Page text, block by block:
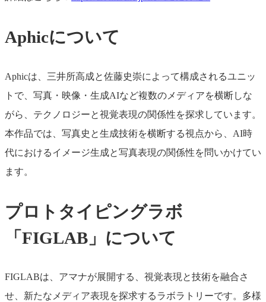
Aphicについて
Aphicは、三井所高成と佐藤史崇によって構成されるユニッ
トで、写真・映像・生成AIなど複数のメディアを横断しな
がら、テクノロジーと視覚表現の関係性を探求しています。
本作品では、写真史と生成技術を横断する視点から、AI時
代におけるイメージ生成と写真表現の関係性を問いかけてい
ます。
プロトタイピングラボ
「FIGLAB」について
FIGLABは、アマナが展開する、視覚表現と技術を融合さ
せ、新たなメディア表現を探求するラボラトリーです。多様